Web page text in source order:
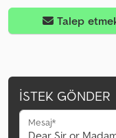
Talep
İSTEK GÖNDER
Mesaj*